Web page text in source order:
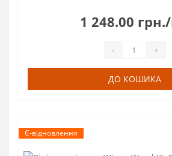
1 248.00
- +
ДО КОШИКА
Є-відновлення